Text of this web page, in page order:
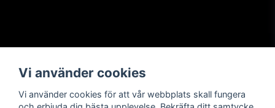
Vi använder cookies
Vi använder cookies för att vår webbplats skall fungera